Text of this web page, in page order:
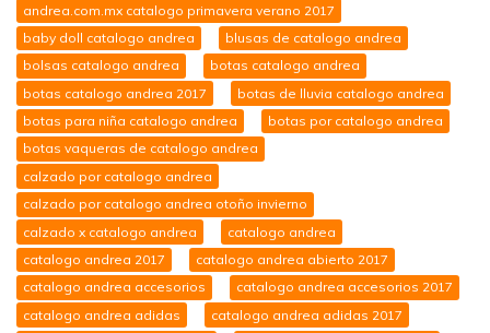
andrea.com.mx catalogo primavera verano 2017
baby doll catalogo andrea
blusas de catalogo andrea
bolsas catalogo andrea
botas catalogo andrea
botas catalogo andrea 2017
botas de lluvia catalogo andrea
botas para niña catalogo andrea
botas por catalogo andrea
botas vaqueras de catalogo andrea
calzado por catalogo andrea
calzado por catalogo andrea otoño invierno
calzado x catalogo andrea
catalogo andrea
catalogo andrea 2017
catalogo andrea abierto 2017
catalogo andrea accesorios
catalogo andrea accesorios 2017
catalogo andrea adidas
catalogo andrea adidas 2017